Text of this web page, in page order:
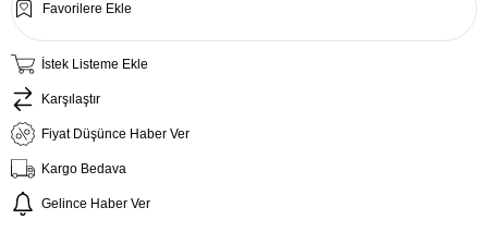
Favorilere Ekle
İstek Listeme Ekle
Karşılaştır
Fiyat Düşünce Haber Ver
Kargo Bedava
Gelince Haber Ver